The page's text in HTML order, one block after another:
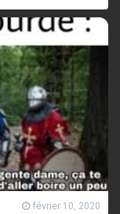
février 10, 2020